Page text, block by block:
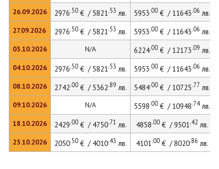
26.09.2026
27.09.2026
03.10.2026
04.10.2026
08.10.2026
09.10.2026
18.10.2026
25.10.2026
2976.50€ / 5821.53 лв. 5953.00€ / 11643.06 лв.
2976.50€ / 5821.53 лв. 5953.00€ / 11643.06 лв.
N/A 6224.00€ / 12173.09 лв.
2976.50€ / 5821.53 лв. 5953.00€ / 11643.06 лв.
2742.00€ / 5362.89 лв. 5484.00€ / 10725.77 лв.
N/A 5598.00€ / 10948.74лв.
2429.00€ / 4750.71 лв. 4858.00€ / 9501.42 лв.
2050.50€ / 4010.43 лв. 4101.00€ / 8020.86 лв.